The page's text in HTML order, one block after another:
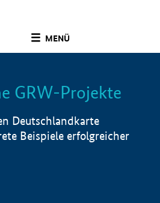
MENÜ
Info
GRW-Projekte
Deutschlandkarte
Beispiele erfolgreicher